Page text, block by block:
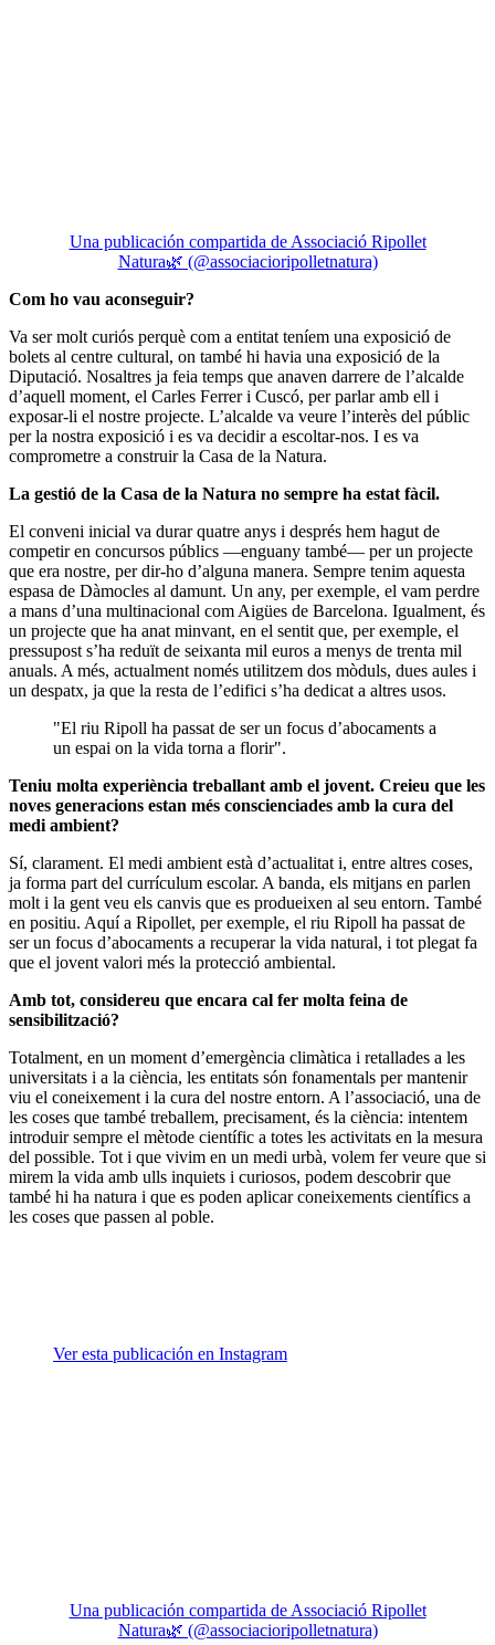
Una publicación compartida de Associació Ripollet
Natura🌿 (@associacioripolletnatura)
Com ho vau aconseguir?
Va ser molt curiós perquè com a entitat teníem una exposició de
bolets al centre cultural, on també hi havia una exposició de la
Diputació. Nosaltres ja feia temps que anaven darrere de l’alcalde
d’aquell moment, el Carles Ferrer i Cuscó, per parlar amb ell i
exposar-li el nostre projecte. L’alcalde va veure l’interès del públic
per la nostra exposició i es va decidir a escoltar-nos. I es va
comprometre a construir la Casa de la Natura.
La gestió de la Casa de la Natura no sempre ha estat fàcil.
El conveni inicial va durar quatre anys i després hem hagut de
competir en concursos públics —enguany també— per un projecte
que era nostre, per dir-ho d’alguna manera. Sempre tenim aquesta
espasa de Dàmocles al damunt. Un any, per exemple, el vam perdre
a mans d’una multinacional com Aigües de Barcelona. Igualment, és
un projecte que ha anat minvant, en el sentit que, per exemple, el
pressupost s’ha reduït de seixanta mil euros a menys de trenta mil
anuals. A més, actualment només utilitzem dos mòduls, dues aules i
un despatx, ja que la resta de l’edifici s’ha dedicat a altres usos.
"El riu Ripoll ha passat de ser un focus d’abocaments a
un espai on la vida torna a florir".
Teniu molta experiència treballant amb el jovent. Creieu que les
noves generacions estan més conscienciades amb la cura del
medi ambient?
Sí, clarament. El medi ambient està d’actualitat i, entre altres coses,
ja forma part del currículum escolar. A banda, els mitjans en parlen
molt i la gent veu els canvis que es produeixen al seu entorn. També
en positiu. Aquí a Ripollet, per exemple, el riu Ripoll ha passat de
ser un focus d’abocaments a recuperar la vida natural, i tot plegat fa
que el jovent valori més la protecció ambiental.
Amb tot, considereu que encara cal fer molta feina de
sensibilització?
Totalment, en un moment d’emergència climàtica i retallades a les
universitats i a la ciència, les entitats són fonamentals per mantenir
viu el coneixement i la cura del nostre entorn. A l’associació, una de
les coses que també treballem, precisament, és la ciència: intentem
introduir sempre el mètode científic a totes les activitats en la mesura
del possible. Tot i que vivim en un medi urbà, volem fer veure que si
mirem la vida amb ulls inquiets i curiosos, podem descobrir que
també hi ha natura i que es poden aplicar coneixements científics a
les coses que passen al poble.
Ver esta publicación en Instagram
Una publicación compartida de Associació Ripollet
Natura🌿 (@associacioripolletnatura)